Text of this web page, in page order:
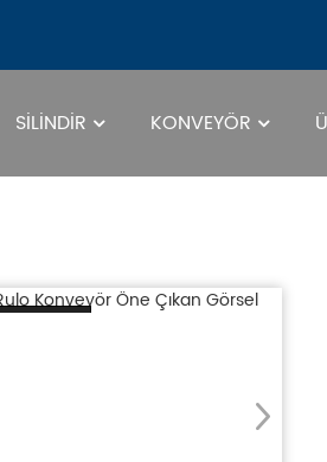
SILINDIR KONVEYÖR